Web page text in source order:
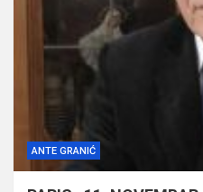
ANTE GRANIĆ